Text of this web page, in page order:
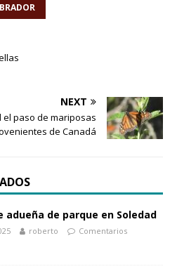
NEXT
el paso de mariposas
de Canadá
adueña de parque en Soledad
roberto
Comentarios